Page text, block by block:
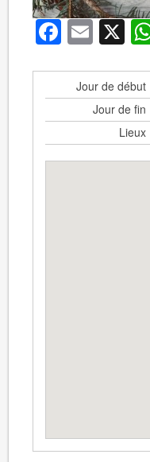
X
Jour de début
Jour de fin
Lieux